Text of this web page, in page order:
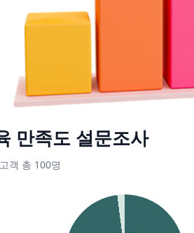
만족도 설문조사
객 총 100명